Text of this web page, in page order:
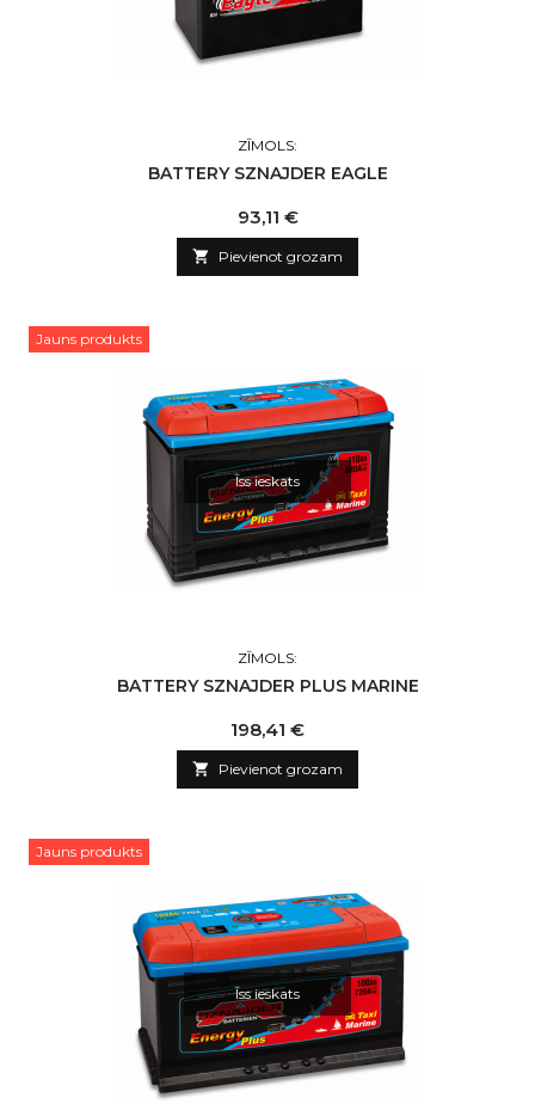
ZĪMOLS:
BATTERY SZNAJDER EAGLE
Cena
93,11 €
 Pievienot grozam
Jauns produkts
Īss ieskats
ZĪMOLS:
BATTERY SZNAJDER PLUS MARINE
Cena
198,41 €
 Pievienot grozam
Jauns produkts
Īss ieskats